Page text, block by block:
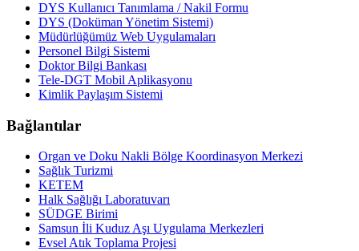
DYS Kullanıcı Tanımlama / Nakil Formu
DYS (Doküman Yönetim Sistemi)
Müdürlüğümüz Web Uygulamaları
Personel Bilgi Sistemi
Doktor Bilgi Bankası
Tele-DGT Mobil Aplikasyonu
Kimlik Paylaşım Sistemi
Bağlantılar
Organ ve Doku Nakli Bölge Koordinasyon Merkezi
Sağlık Turizmi
KETEM
Halk Sağlığı Laboratuvarı
SÜDGE Birimi
Samsun İli Kuduz Aşı Uygulama Merkezleri
Evsel Atık Toplama Projesi